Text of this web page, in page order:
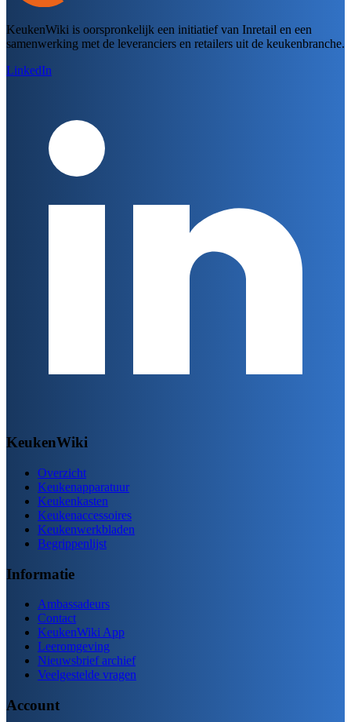
KeukenWiki is oorspronkelijk een initiatief van Inretail en een
samenwerking met de leveranciers en retailers uit de keukenbranche.
LinkedIn
KeukenWiki
Overzicht
Keukenapparatuur
Keukenkasten
Keukenaccessoires
Keukenwerkbladen
Begrippenlijst
Informatie
Ambassadeurs
Contact
KeukenWiki App
Leeromgeving
Nieuwsbrief archief
Veelgestelde vragen
Account